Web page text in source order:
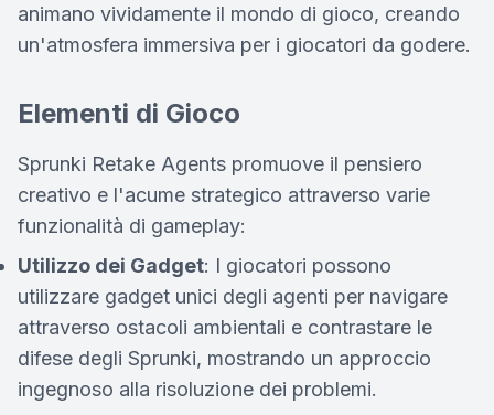
animano vividamente il mondo di gioco, creando
un'atmosfera immersiva per i giocatori da godere.
Elementi di Gioco
Sprunki Retake Agents promuove il pensiero
creativo e l'acume strategico attraverso varie
funzionalità di gameplay:
Utilizzo dei Gadget: I giocatori possono
utilizzare gadget unici degli agenti per navigare
attraverso ostacoli ambientali e contrastare le
difese degli Sprunki, mostrando un approccio
ingegnoso alla risoluzione dei problemi.